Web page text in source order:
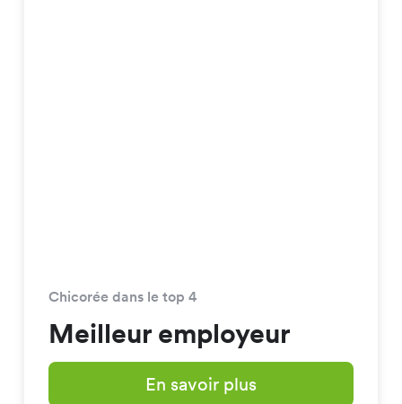
Chicorée dans le top 4
Meilleur employeur
En savoir plus